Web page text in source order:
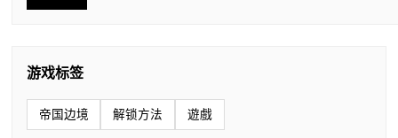
游戏标签
帝国边境 解锁方法 遊戲